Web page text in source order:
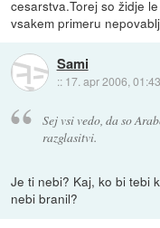
cesarstva.Torej so židje
vsakem primeru
Sami
:: 17. apr 2006, 01:43
Sej vsi vedo, da so
razglasitvi.
Je ti nebi? Kaj, ko bi tebi
nebi branil?